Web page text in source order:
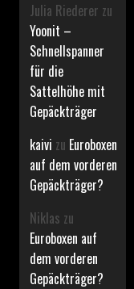
Julia Riederer zu
Yoonit –
Schnellspanner
für die
Sattelhöhe mit
Gepäckträger
kaivi zu Euroboxen
auf dem vorderen
Gepäckträger?
Niklas zu
Euroboxen auf
dem vorderen
Gepäckträger?